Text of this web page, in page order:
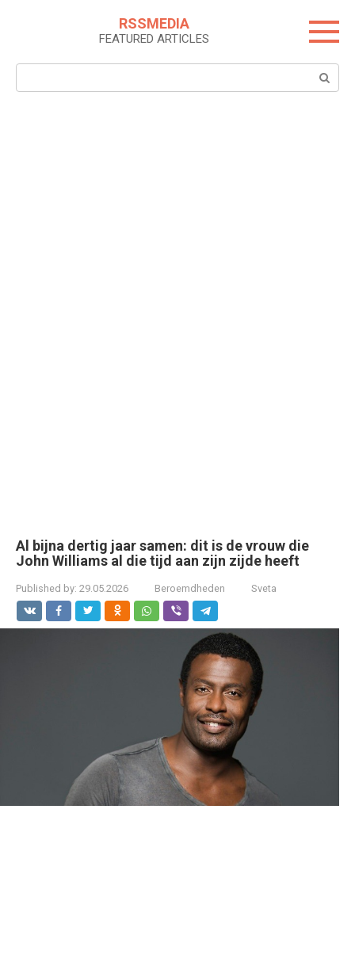
RSSMEDIA
FEATURED ARTICLES
Search:
Al bijna dertig jaar samen: dit is de vrouw die
John Williams al die tijd aan zijn zijde heeft
Published by: 29.05.2026 Beroemdheden Sveta